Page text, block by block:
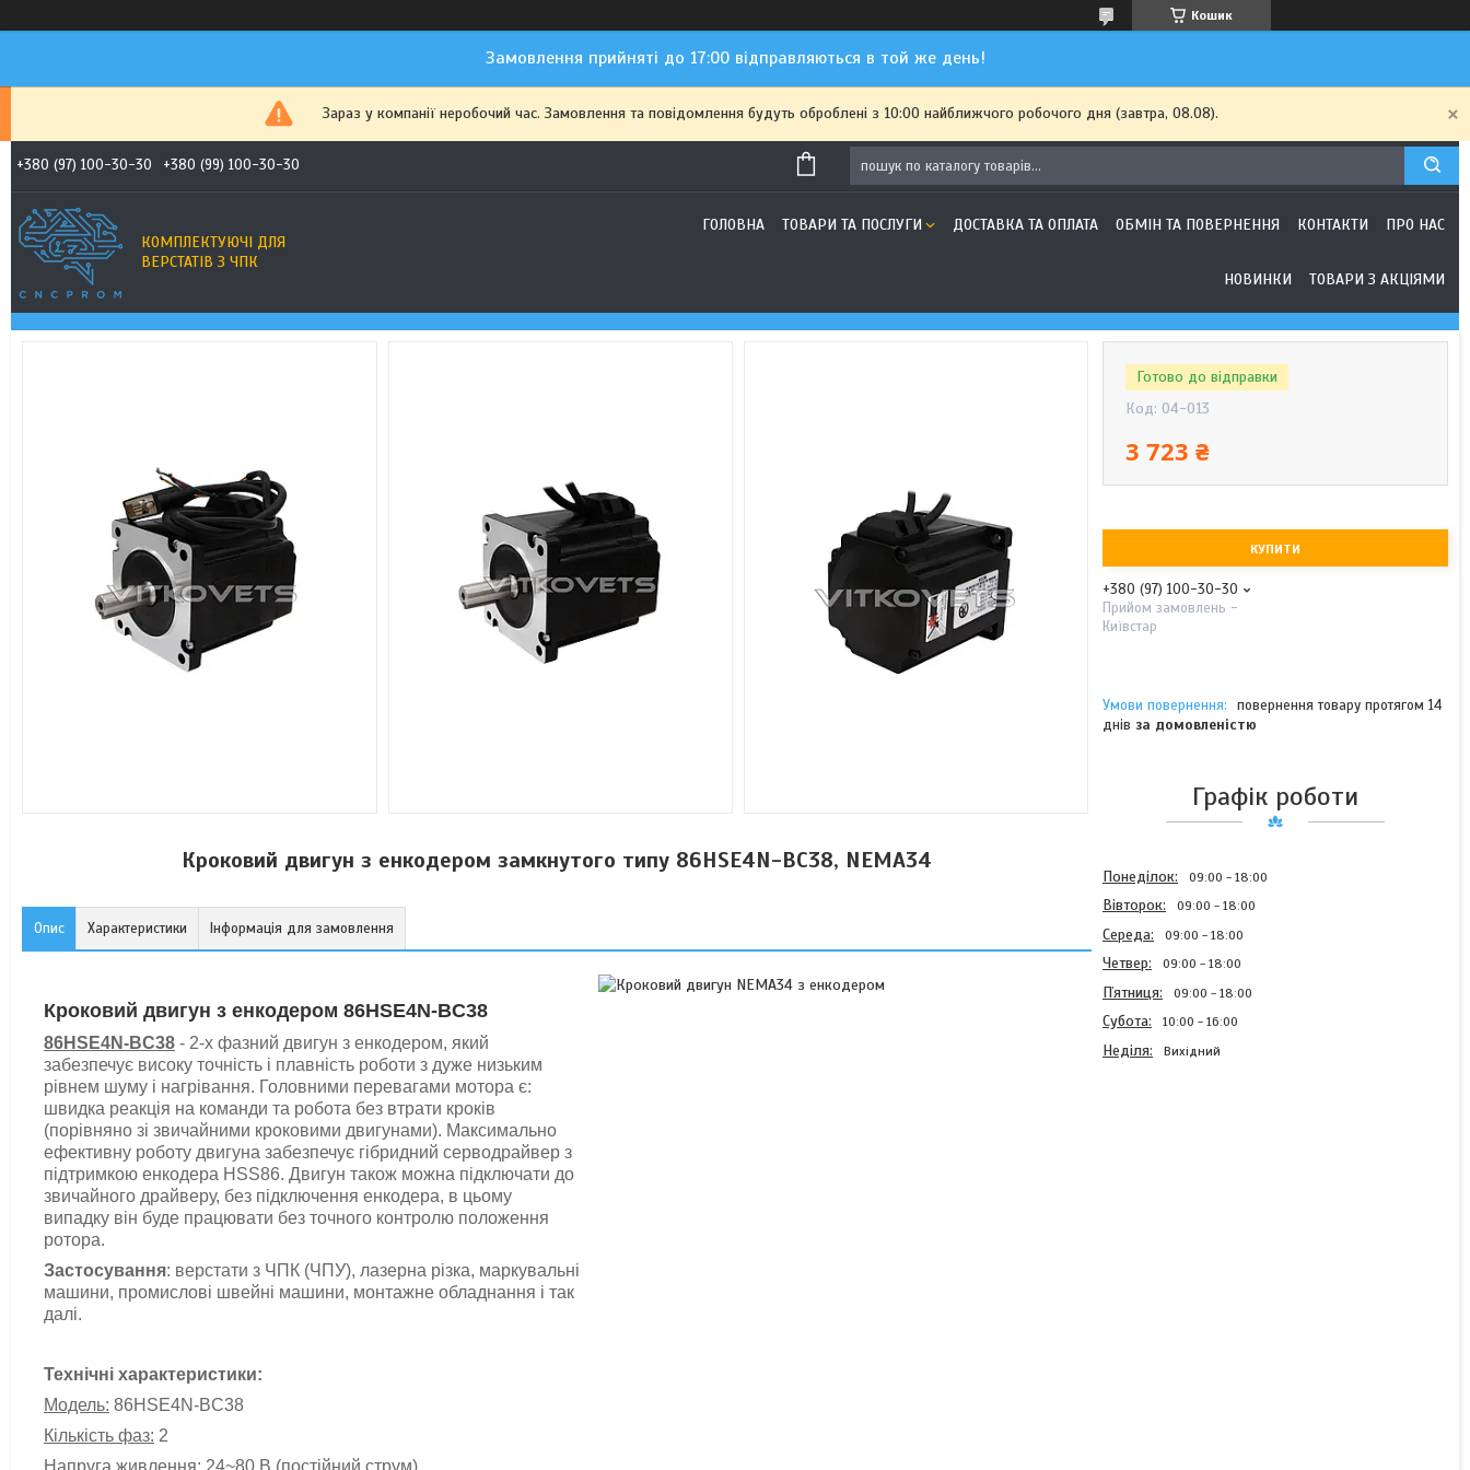
Кошик
Замовлення прийняті до 17:00 відправляються в той же день!
Зараз у компанії неробочий час. Замовлення та повідомлення будуть оброблені з 10:00 найближчого робочого дня (завтра, 08.08).
+380 (97) 100-30-30 +380 (99) 100-30-30
КОМПЛЕКТУЮЧІ ДЛЯ
ВЕРСТАТІВ З ЧПК
ГОЛОВНА ТОВАРИ ТА ПОСЛУГИ ДОСТАВКА ТА ОПЛАТА ОБМІН ТА ПОВЕРНЕННЯ КОНТАКТИ ПРО НАС
НОВИНКИ ТОВАРИ З АКЦІЯМИ
Кроковий двигун з енкодером замкнутого типу 86HSE4N-BC38, NEMA34
Опис Характеристики Інформація для замовлення
Кроковий двигун з енкодером 86HSE4N-BC38
86HSE4N-BC38 - 2-х фазний двигун з енкодером, який
забезпечує високу точність і плавність роботи з дуже низьким
рівнем шуму і нагрівання. Головними перевагами мотора є:
швидка реакція на команди та робота без втрати кроків
(порівняно зі звичайними кроковими двигунами). Максимально
ефективну роботу двигуна забезпечує гібридний серводрайвер з
підтримкою енкодера HSS86. Двигун також можна підключати до
звичайного драйверу, без підключення енкодера, в цьому
випадку він буде працювати без точного контролю положення
ротора.
Застосування: верстати з ЧПК (ЧПУ), лазерна різка, маркувальні
машини, промислові швейні машини, монтажне обладнання і так
далі.
Технічні характеристики:
Модель: 86HSE4N-BC38
Кількість фаз: 2
Напруга живлення: 24~80 В (постійний струм)
Готово до відправки
Код: 04-013
3 723 ₴
КУПИТИ
+380 (97) 100-30-30
Прийом замовлень -
Київстар
повернення товару протягом 14
днів за домовленістю
Графік роботи
Понеділок 09:00 18:00
Вівторок 09:00 18:00
Середа 09:00 18:00
Четвер 09:00 18:00
Пʼятниця 09:00 18:00
Субота 10:00 16:00
Неділя Вихідний